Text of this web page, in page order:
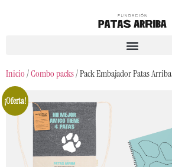
Inicio/Combo packs/ Pack Embajador Patas Arriba
¡Oferta!